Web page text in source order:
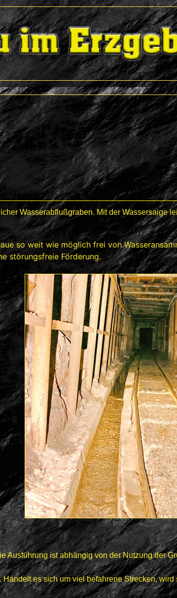
Wasserabflußgraben. Mit der Wassersaige
so weit wie möglich frei von
störungsfreie Förderung.
Ausführung ist abhängig von der Nutzung der
Handelt es sich um viel befahrene Strecken,wird